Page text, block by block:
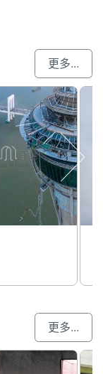
更多...
更多...